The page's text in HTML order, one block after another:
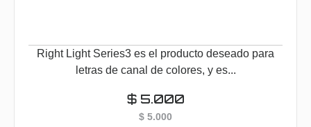
Right Light Series3 es el producto deseado para
letras de canal de colores, y es...
$5.000
$ 5.000